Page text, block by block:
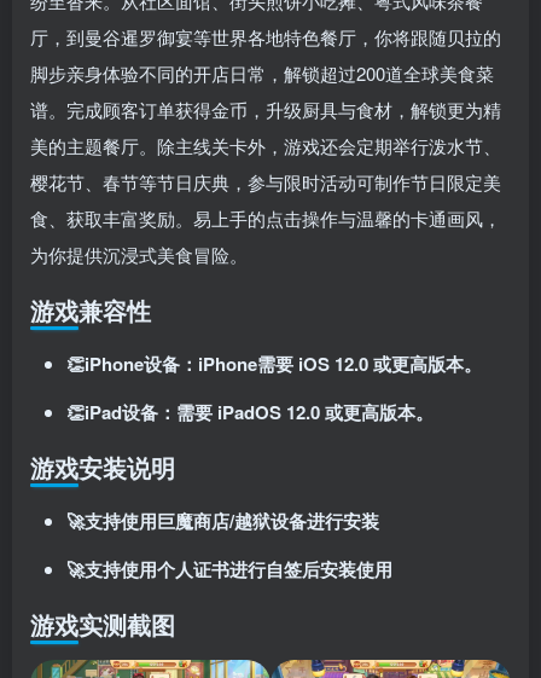
厅，到曼谷暹罗御宴等世界各地特色餐厅，你将跟随贝拉的
脚步亲身体验不同的开店日常，解锁超过200道全球美食菜
谱。完成顾客订单获得金币，升级厨具与食材，解锁更为精
美的主题餐厅。除主线关卡外，游戏还会定期举行泼水节、
樱花节、春节等节日庆典，参与限时活动可制作节日限定美
食、获取丰富奖励。易上手的点击操作与温馨的卡通画风，
为你提供沉浸式美食冒险。
游戏兼容性
👏iPhone设备：iPhone需要 iOS 12.0 或更高版本。
👏iPad设备：需要 iPadOS 12.0 或更高版本。
游戏安装说明
🚀支持使用巨魔商店/越狱设备进行安装
🚀支持使用个人证书进行自签后安装使用
游戏实测截图
用户名或邮箱
登录密码
记住登录 找回密码
登录
使用社交账号登录即表示同意